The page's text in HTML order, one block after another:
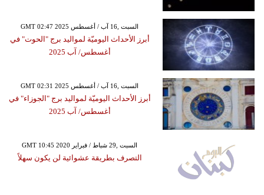
GMT 02:47 2025 السبت ,16 آب / أغسطس
أبرز الأحداث اليوميّة لمواليد برج "الحوت" في
أغسطس/ آب 2025
GMT 02:31 2025 السبت ,16 آب / أغسطس
أبرز الأحداث اليوميّة لمواليد برج "الجوزاء" في
أغسطس/ آب 2025
GMT 10:45 2020 السبت ,29 شباط / فبراير
التصرف بطريقة عشوائية لن يكون سهلاً